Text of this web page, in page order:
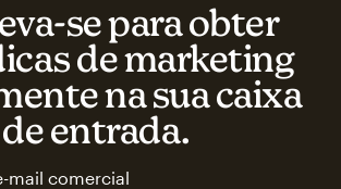
para obter
de marketing
na sua caixa
de entrada.
mail comercial